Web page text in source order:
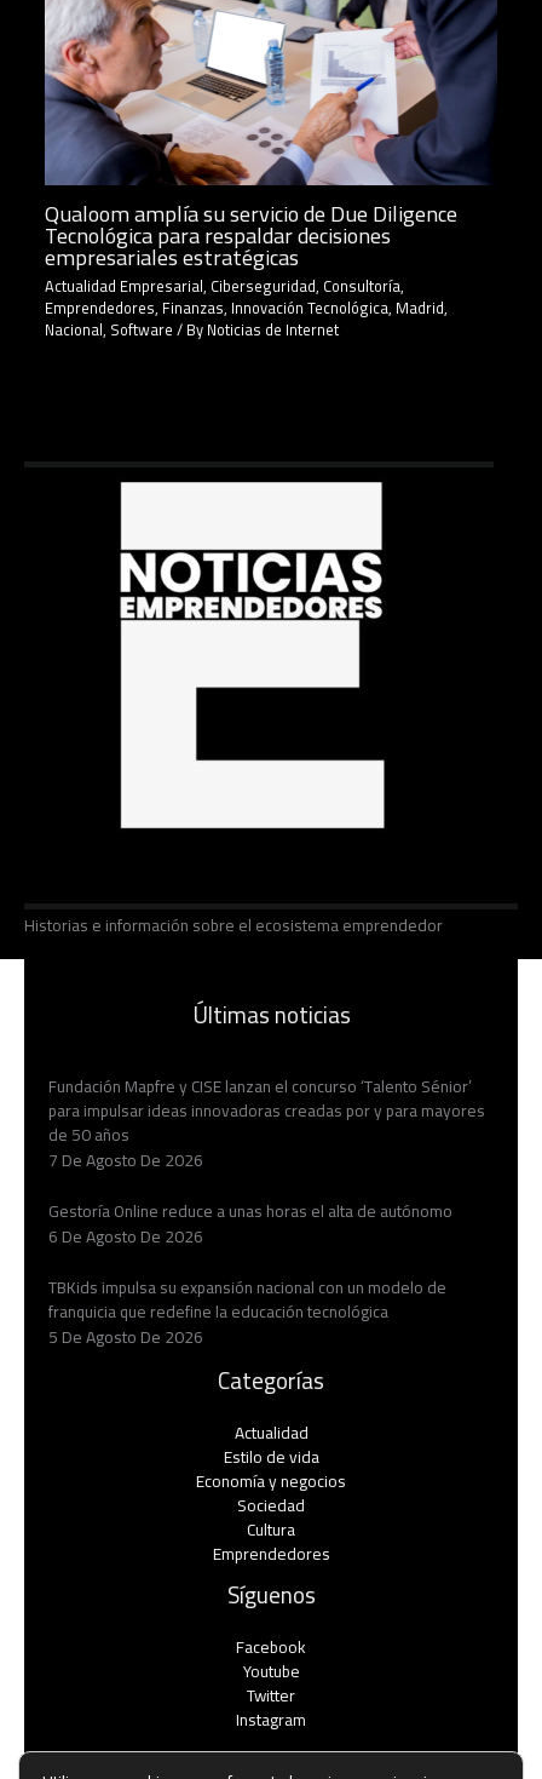
Qualoom amplía su servicio de Due Diligence
Tecnológica para respaldar decisiones
empresariales estratégicas
Actualidad Empresarial, Ciberseguridad, Consultoría,
Emprendedores, Finanzas, Innovación Tecnológica, Madrid,
Nacional, Software/ ByNoticias de Internet
Historias e información sobre el ecosistema emprendedor
Últimas noticias
Fundación Mapfre y CISE lanzan el concurso ‘Talento Sénior’
para impulsar ideas innovadoras creadas por y para mayores
de 50 años
7 De Agosto De 2026
Gestoría Online reduce a unas horas el alta de autónomo
6 De Agosto De 2026
TBKids impulsa su expansión nacional con un modelo de
franquicia que redefine la educación tecnológica
5 De Agosto De 2026
Categorías
Actualidad
Estilo de vida
Economía y negocios​
Sociedad
Cultura
Emprendedores
Síguenos
Facebook
Youtube
Twitter
Instagram